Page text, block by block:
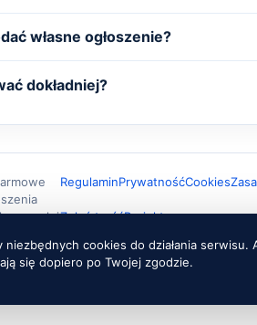
własne ogłoszenie?
dokładniej?
w całej
RegulaminPrywatnośćCookies
Zgłoś treśćProjekty
niezbędnych cookies do działania serwisu.
się dopiero po Twojej zgodzie.